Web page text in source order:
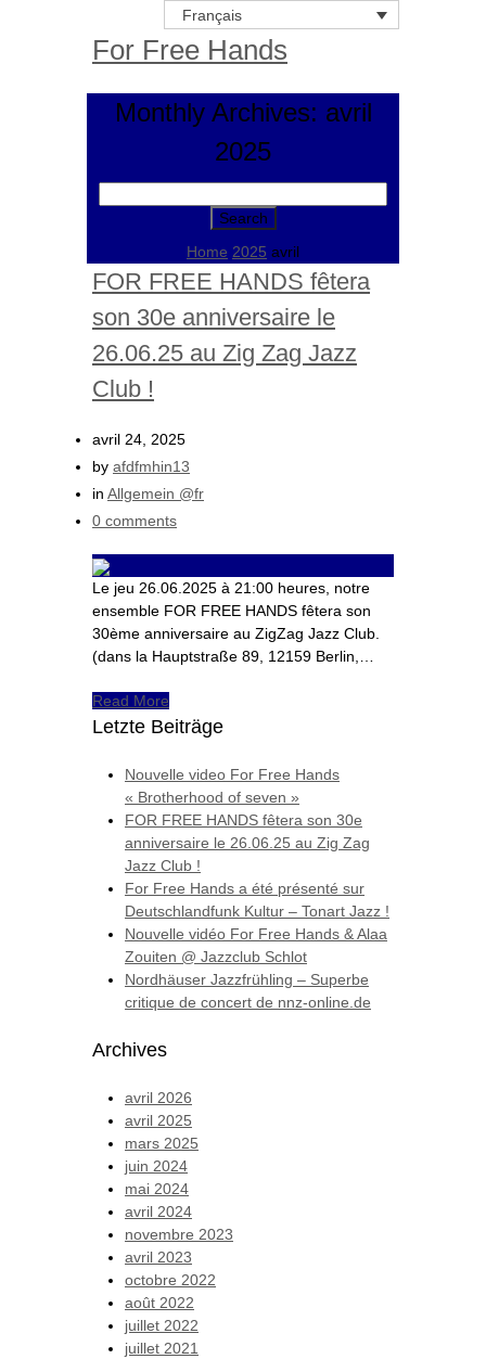
Français
For Free Hands
Monthly Archives: avril
2025
Home 2025 avril
FOR FREE HANDS fêtera
son 30e anniversaire le
26.06.25 au Zig Zag Jazz
Club !
avril 24, 2025
by afdfmhin13
in Allgemein @fr
0 comments
Le jeu 26.06.2025 à 21:00 heures, notre
ensemble FOR FREE HANDS fêtera son
30ème anniversaire au ZigZag Jazz Club.
(dans la Hauptstraße 89, 12159 Berlin,…
Read More
Letzte Beiträge
Nouvelle video For Free Hands
« Brotherhood of seven »
FOR FREE HANDS fêtera son 30e
anniversaire le 26.06.25 au Zig Zag
Jazz Club !
For Free Hands a été présenté sur
Deutschlandfunk Kultur – Tonart Jazz !
Nouvelle vidéo For Free Hands & Alaa
Zouiten @ Jazzclub Schlot
Nordhäuser Jazzfrühling – Superbe
critique de concert de nnz-online.de
Archives
avril 2026
avril 2025
mars 2025
juin 2024
mai 2024
avril 2024
novembre 2023
avril 2023
octobre 2022
août 2022
juillet 2022
juillet 2021